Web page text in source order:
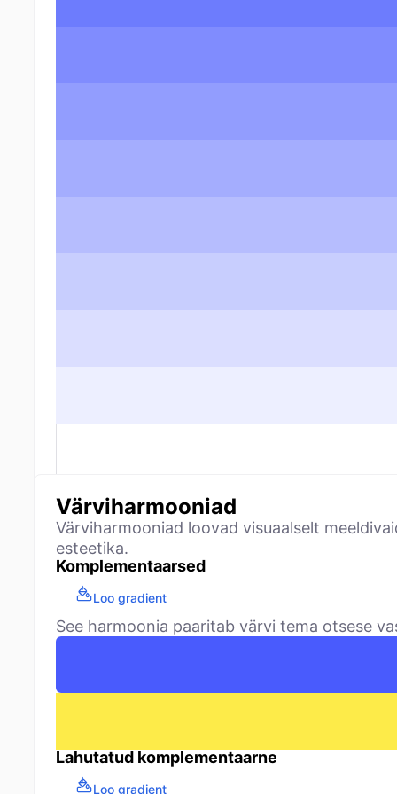
Värviharmooniad
Värviharmooniad loovad visuaalselt
esteetika.
Komplementaarsed
Loo gradient
See harmoonia paaritab värvi tema otsese
Lahutatud komplementaarne
Loo gradient